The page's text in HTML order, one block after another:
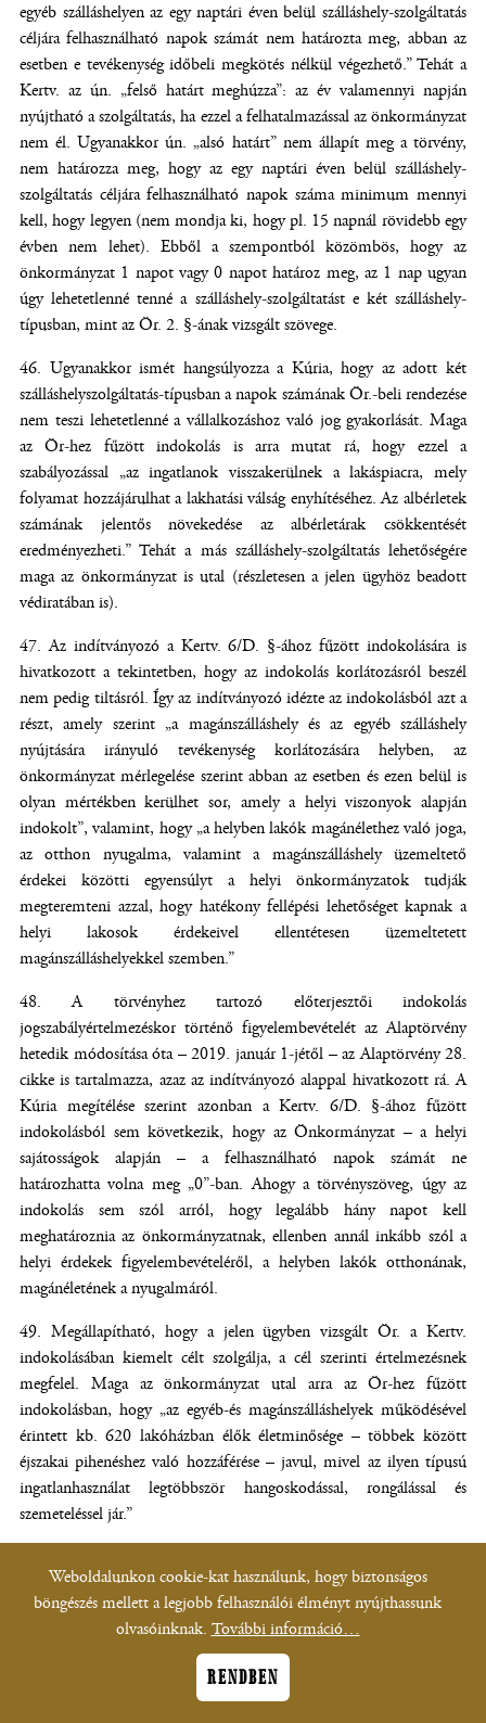
egyéb szálláshelyen az egy naptári éven belül szálláshely-szolgáltatás
céljára felhasználható napok számát nem határozta meg, abban az
esetben e tevékenység időbeli megkötés nélkül végezhető.” Tehát a
Kertv. az ún. „felső határt meghúzza”: az év valamennyi napján
nyújtható a szolgáltatás, ha ezzel a felhatalmazással az önkormányzat
nem él. Ugyanakkor ún. „alsó határt” nem állapít meg a törvény,
nem határozza meg, hogy az egy naptári éven belül szálláshely-
szolgáltatás céljára felhasználható napok száma minimum mennyi
kell, hogy legyen (nem mondja ki, hogy pl. 15 napnál rövidebb egy
évben nem lehet). Ebből a szempontból közömbös, hogy az
önkormányzat 1 napot vagy 0 napot határoz meg, az 1 nap ugyan
úgy lehetetlenné tenné a szálláshely-szolgáltatást e két szálláshely-
típusban, mint az Ör. 2. §-ának vizsgált szövege.
Ugyanakkor ismét hangsúlyozza a Kúria, hogy az adott két
szálláshelyszolgáltatás-típusban a napok számának Ör.-beli rendezése
nem teszi lehetetlenné a vállalkozáshoz való jog gyakorlását. Maga
az Ör-hez fűzött indokolás is arra mutat rá, hogy ezzel a
szabályozással „az ingatlanok visszakerülnek a lakáspiacra, mely
folyamat hozzájárulhat a lakhatási válság enyhítéséhez. Az albérletek
számának jelentős növekedése az albérletárak csökkentését
eredményezheti.” Tehát a más szálláshely-szolgáltatás lehetőségére
maga az önkormányzat is utal (részletesen a jelen ügyhöz beadott
védiratában is).
Az indítványozó a Kertv. 6/D. §-ához fűzött indokolására is
hivatkozott a tekintetben, hogy az indokolás korlátozásról beszél
nem pedig tiltásról. Így az indítványozó idézte az indokolásból azt a
részt, amely szerint „a magánszálláshely és az egyéb szálláshely
nyújtására irányuló tevékenység korlátozására helyben, az
önkormányzat mérlegelése szerint abban az esetben és ezen belül is
olyan mértékben kerülhet sor, amely a helyi viszonyok alapján
indokolt”, valamint, hogy „a helyben lakók magánélethez való joga,
az otthon nyugalma, valamint a magánszálláshely üzemeltető
érdekei közötti egyensúlyt a helyi önkormányzatok tudják
megteremteni azzal, hogy hatékony fellépési lehetőséget kapnak a
helyi lakosok érdekeivel ellentétesen üzemeltetett
magánszálláshelyekkel szemben.”
A törvényhez tartozó előterjesztői indokolás
jogszabályértelmezéskor történő figyelembevételét az Alaptörvény
hetedik módosítása óta – 2019. január 1-jétől – az Alaptörvény 28.
cikke is tartalmazza, azaz az indítványozó alappal hivatkozott rá. A
Kúria megítélése szerint azonban a Kertv. 6/D. §-ához fűzött
indokolásból sem következik, hogy az Önkormányzat – a helyi
sajátosságok alapján – a felhasználható napok számát ne
határozhatta volna meg „0”-ban. Ahogy a törvényszöveg, úgy az
indokolás sem szól arról, hogy legalább hány napot kell
meghatároznia az önkormányzatnak, ellenben annál inkább szól a
helyi érdekek figyelembevételéről, a helyben lakók otthonának,
magánéletének a nyugalmáról.
Megállapítható, hogy a jelen ügyben vizsgált Ör. a Kertv.
indokolásában kiemelt célt szolgálja, a cél szerinti értelmezésnek
megfelel. Maga az önkormányzat utal arra az Ör-hez fűzött
indokolásban, hogy „az egyéb-és magánszálláshelyek működésével
érintett kb. 620 lakóházban élők életminősége – többek között
éjszakai pihenéshez való hozzáférése – javul, mivel az ilyen típusú
ingatlanhasználat legtöbbször hangoskodással, rongálással és
szemeteléssel jár.”
nem teszi törvénysértővé az Ör. 2. §-át az, hogy a Kertv. 6/D. §-
ához fűzött indokolás csak korlátozásról szól, nem pedig tiltásról.
Hangsúlyozandó, hogy a törvényhez tartozó előterjesztői indokolás
nem norma, azt normatív rendelkezésként figyelembe venni nem
lehet. Az Alaptörvény 28. cikke is csak az egyik értelmezési
Weboldalunkon cookie-kat használunk, hogy biztonságos
böngészés mellett a legjobb felhasználói élményt nyújthassunk
olvasóinknak. További információ…
RENDBEN